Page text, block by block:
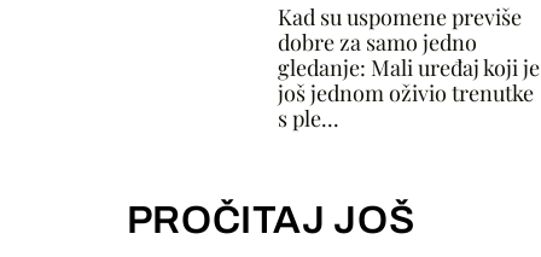
Kad su uspomene previše
dobre za samo jedno
gledanje: Mali uređaj koji je
još jednom oživio trenutke
s ple...
PROČITAJ JOŠ